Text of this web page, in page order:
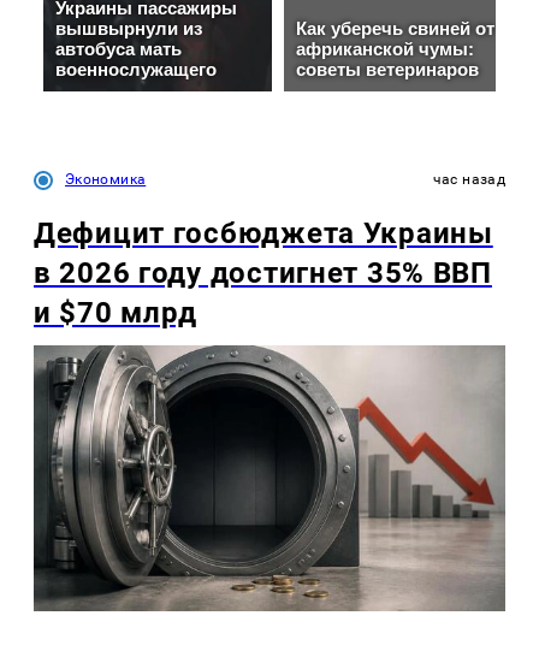
Экономика час назад
Дефицит госбюджета Украины
в 2026 году достигнет 35% ВВП
и $70 млрд